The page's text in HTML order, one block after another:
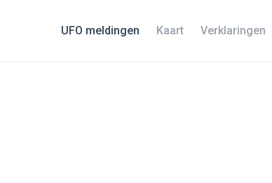
UFO meldingen Kaart Verklaringen